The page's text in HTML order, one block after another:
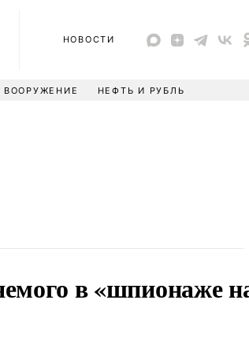
НОВОСТИ
ВООРУЖЕНИЕ НЕФТЬ И РУБЛЬ
в «шпионаже